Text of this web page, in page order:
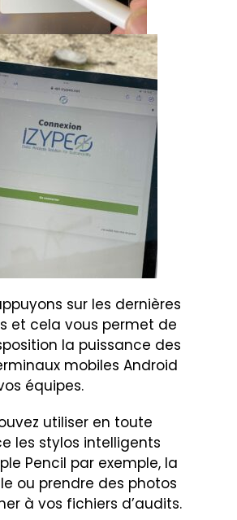
sur les dernières
et cela vous permet de
la puissance des
mobiles Android
équipes.
utiliser en toute
les stylos intelligents
Pencil par exemple, la
ou prendre des photos
à vos fichiers d’audits.